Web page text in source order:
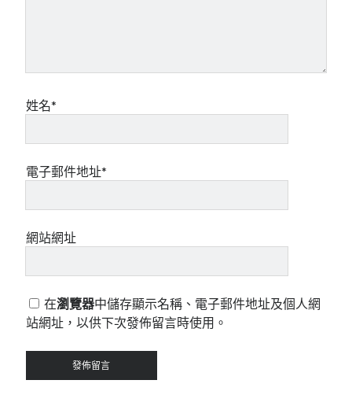
姓名*
電子郵件地址*
網站網址
在瀏覽器中儲存顯示名稱、電子郵件地址及個人網
站網址，以供下次發佈留言時使用。